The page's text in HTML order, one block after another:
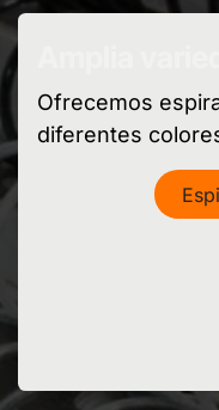
Ofrecemos
diferentes